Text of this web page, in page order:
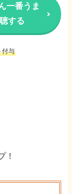
一番うま
する
付与
！